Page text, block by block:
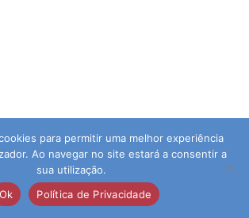
para permitir uma melhor experiência
Ao navegar no site estará a consentir a
sua utilização.
Ok
Política de Privacidade